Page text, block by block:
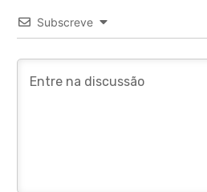
Subscreve